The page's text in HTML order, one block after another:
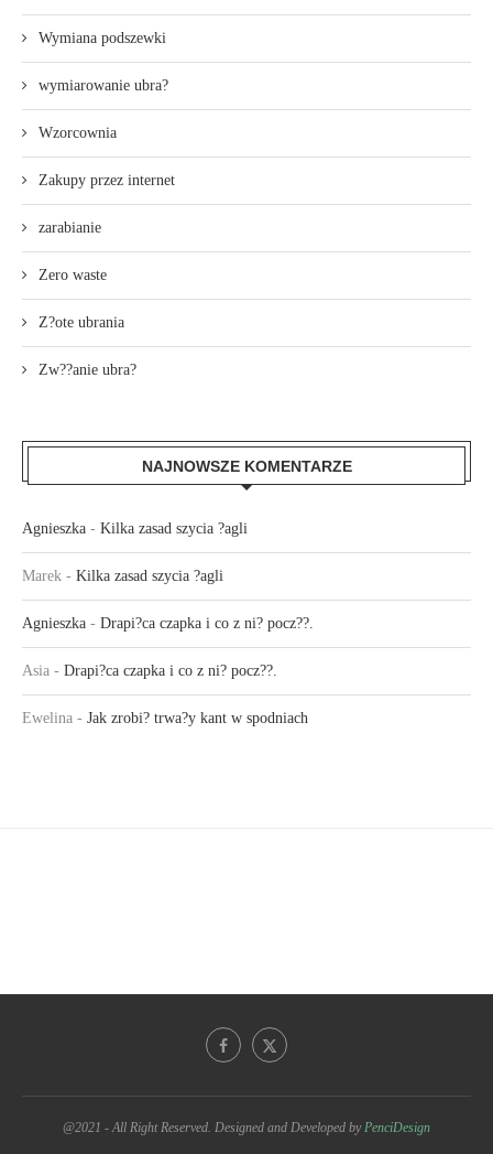
Wymiana podszewki
wymiarowanie ubra?
Wzorcownia
Zakupy przez internet
zarabianie
Zero waste
Z?ote ubrania
Zw??anie ubra?
NAJNOWSZE KOMENTARZE
Agnieszka - Kilka zasad szycia ?agli
Marek - Kilka zasad szycia ?agli
Agnieszka - Drapi?ca czapka i co z ni? pocz??.
Asia - Drapi?ca czapka i co z ni? pocz??.
Ewelina - Jak zrobi? trwa?y kant w spodniach
@2021 - All Right Reserved. Designed and Developed byPenciDesign